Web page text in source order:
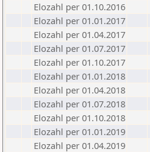
Elozahl per 01.10.2016
Elozahl per 01.01.2017
Elozahl per 01.04.2017
Elozahl per 01.07.2017
Elozahl per 01.10.2017
Elozahl per 01.01.2018
Elozahl per 01.04.2018
Elozahl per 01.07.2018
Elozahl per 01.10.2018
Elozahl per 01.01.2019
Elozahl per 01.04.2019